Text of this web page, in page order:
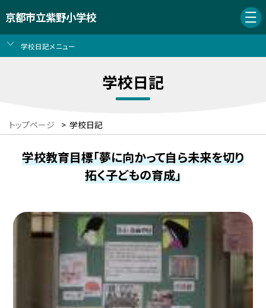
京都市立紫野小学校
学校日記メニュー
学校日記
トップページ > 学校日記
学校教育目標「夢に向かって自ら未来を切り
拓く子どもの育成」